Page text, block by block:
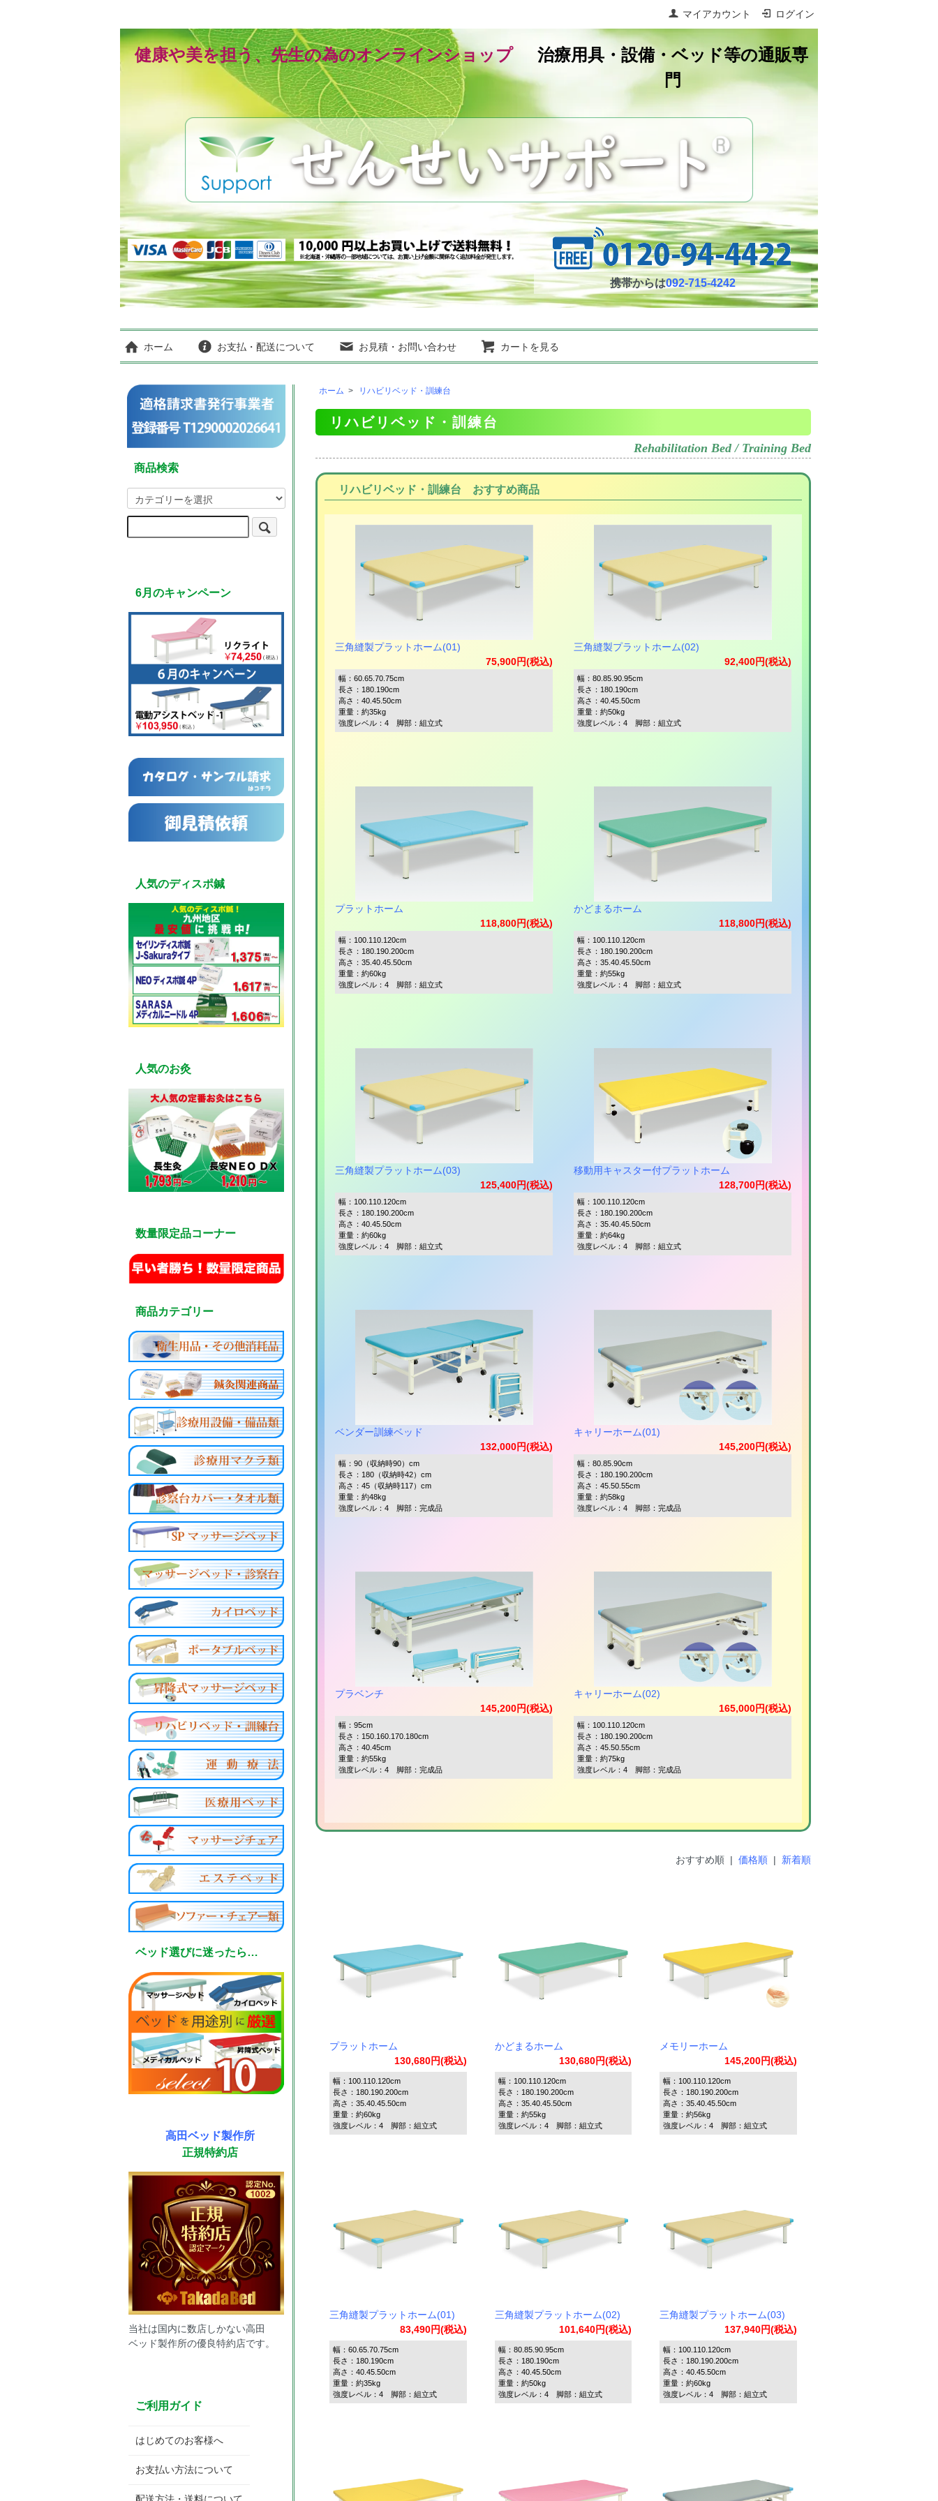
マイアカウント ログイン
健康や美を担う、先生の為のオンラインショップ
治療用具・設備・ベッド等の通販専
門
携帯からは092-715-4242
ホーム お支払・配送について お見積・お問い合わせ カートを見る
ホーム > リハビリベッド・訓練台
リハビリベッド・訓練台
Rehabilitation Bed / Training Bed
リハビリベッド・訓練台 おすすめ商品
三角縫製プラットホーム(01)
75,900円(税込)
幅：60.65.70.75cm
長さ：180.190cm
高さ：40.45.50cm
重量：約35kg
強度レベル：4 脚部：組立式
三角縫製プラットホーム(02)
92,400円(税込)
幅：80.85.90.95cm
長さ：180.190cm
高さ：40.45.50cm
重量：約50kg
強度レベル：4 脚部：組立式
プラットホーム
118,800円(税込)
幅：100.110.120cm
長さ：180.190.200cm
高さ：35.40.45.50cm
重量：約60kg
強度レベル：4 脚部：組立式
かどまるホーム
118,800円(税込)
幅：100.110.120cm
長さ：180.190.200cm
高さ：35.40.45.50cm
重量：約55kg
強度レベル：4 脚部：組立式
三角縫製プラットホーム(03)
125,400円(税込)
幅：100.110.120cm
長さ：180.190.200cm
高さ：40.45.50cm
重量：約60kg
強度レベル：4 脚部：組立式
移動用キャスター付プラットホーム
128,700円(税込)
幅：100.110.120cm
長さ：180.190.200cm
高さ：35.40.45.50cm
重量：約64kg
強度レベル：4 脚部：組立式
ベンダー訓練ベッド
132,000円(税込)
幅：90（収納時90）cm
長さ：180（収納時42）cm
高さ：45（収納時117）cm
重量：約48kg
強度レベル：4 脚部：完成品
キャリーホーム(01)
145,200円(税込)
幅：80.85.90cm
長さ：180.190.200cm
高さ：45.50.55cm
重量：約58kg
強度レベル：4 脚部：完成品
プラベンチ
145,200円(税込)
幅：95cm
長さ：150.160.170.180cm
高さ：40.45cm
重量：約55kg
強度レベル：4 脚部：完成品
キャリーホーム(02)
165,000円(税込)
幅：100.110.120cm
長さ：180.190.200cm
高さ：45.50.55cm
重量：約75kg
強度レベル：4 脚部：完成品
おすすめ順 | 価格順 | 新着順
プラットホーム
130,680円(税込)
幅：100.110.120cm
長さ：180.190.200cm
高さ：35.40.45.50cm
重量：約60kg
強度レベル：4 脚部：組立式
かどまるホーム
130,680円(税込)
幅：100.110.120cm
長さ：180.190.200cm
高さ：35.40.45.50cm
重量：約55kg
強度レベル：4 脚部：組立式
メモリーホーム
145,200円(税込)
幅：100.110.120cm
長さ：180.190.200cm
高さ：35.40.45.50cm
重量：約56kg
強度レベル：4 脚部：組立式
三角縫製プラットホーム(01)
83,490円(税込)
幅：60.65.70.75cm
長さ：180.190cm
高さ：40.45.50cm
重量：約35kg
強度レベル：4 脚部：組立式
三角縫製プラットホーム(02)
101,640円(税込)
幅：80.85.90.95cm
長さ：180.190cm
高さ：40.45.50cm
重量：約50kg
強度レベル：4 脚部：組立式
三角縫製プラットホーム(03)
137,940円(税込)
幅：100.110.120cm
長さ：180.190.200cm
高さ：40.45.50cm
重量：約60kg
強度レベル：4 脚部：組立式
商品検索
6月のキャンペーン
人気のディスポ鍼
人気のお灸
数量限定品コーナー
商品カテゴリー
ベッド選びに迷ったら…
高田ベッド製作所
正規特約店
当社は国内に数店しかない高田
ベッド製作所の優良特約店です。
ご利用ガイド
はじめてのお客様へ
お支払い方法について
配送方法・送料について